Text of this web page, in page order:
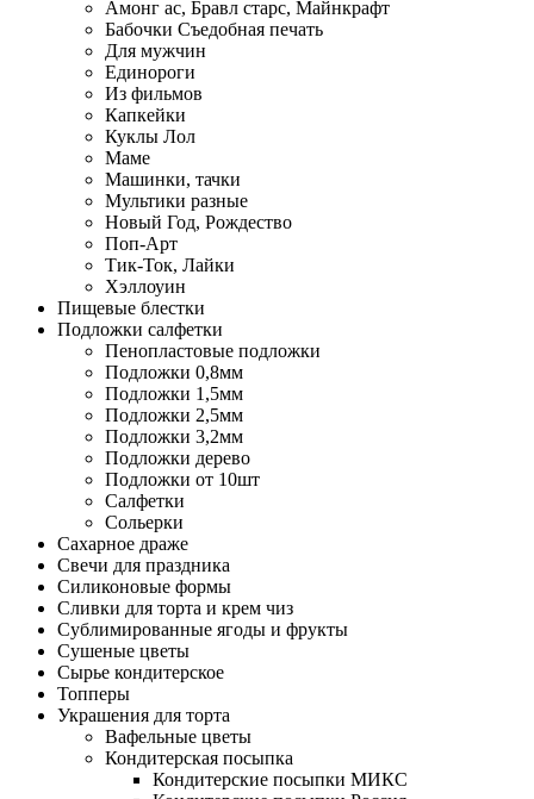
Амонг ас, Бравл старс, Майнкрафт
Бабочки Съедобная печать
Для мужчин
Единороги
Из фильмов
Капкейки
Куклы Лол
Маме
Машинки, тачки
Мультики разные
Новый Год, Рождество
Поп-Арт
Тик-Ток, Лайки
Хэллоуин
Пищевые блестки
Подложки салфетки
Пенопластовые подложки
Подложки 0,8мм
Подложки 1,5мм
Подложки 2,5мм
Подложки 3,2мм
Подложки дерево
Подложки от 10шт
Салфетки
Сольерки
Сахарное драже
Свечи для праздника
Силиконовые формы
Сливки для торта и крем чиз
Сублимированные ягоды и фрукты
Сушеные цветы
Сырье кондитерское
Топперы
Украшения для торта
Вафельные цветы
Кондитерская посыпка
Кондитерские посыпки МИКС